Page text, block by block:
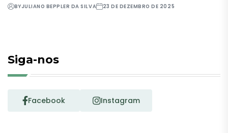
BYJULIANO BEPPLER DA SILVA 23 DE DEZEMBRO DE 2025
Siga-nos
Facebook Instagram